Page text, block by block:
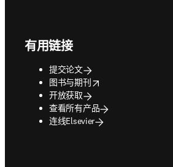
有用链接
提交论文
图书与期刊
opens in new tab/window
开放获取
查看所有产品
连线Elsevier